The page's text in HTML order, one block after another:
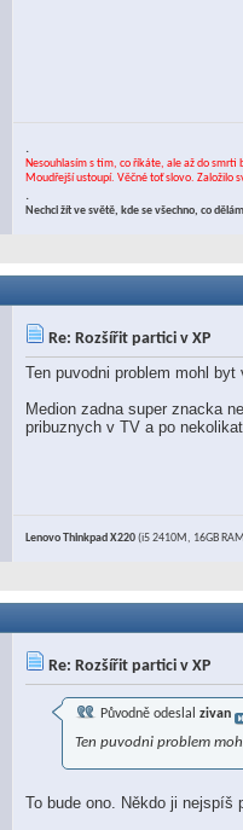
.
Nesouhlasím s tím, co říkáte, ale až do smrti
Moudřejší ustoupí. Věčné toť slovo. Založilo
.
Nechci žít ve světě, kde se všechno, co
Re: Rozšířit partici v XP
Ten puvodni problem mohl
Medion zadna super znacka
pribuznych v TV a po
Lenovo Thinkpad X220(i5 2410M, 16GB
Re: Rozšířit partici v XP
Původně odeslal zivan
Ten puvodni problem
To bude ono. Někdo ji nejspíš